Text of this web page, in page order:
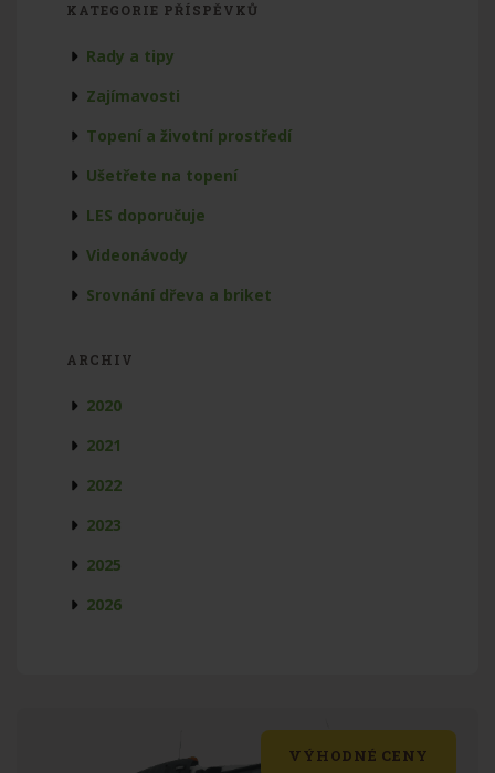
KATEGORIE PŘÍSPĚVKŮ
Rady a tipy
Zajímavosti
Topení a životní prostředí
Ušetřete na topení
LES doporučuje
Videonávody
Srovnání dřeva a briket
ARCHIV
2020
2021
2022
2023
2025
2026
VÝHODNÉ CENY